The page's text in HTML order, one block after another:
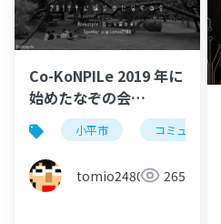
Co-KoNPILe 2019 年に
始めたなぞの会
#kosenconf152takao
小平市 コミュニティ
tomio2480 265